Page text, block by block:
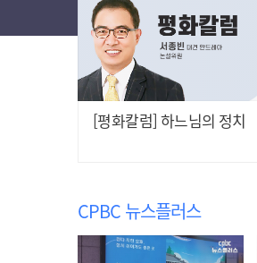
[평화칼럼] 하느님의 정치
CPBC 뉴스플러스